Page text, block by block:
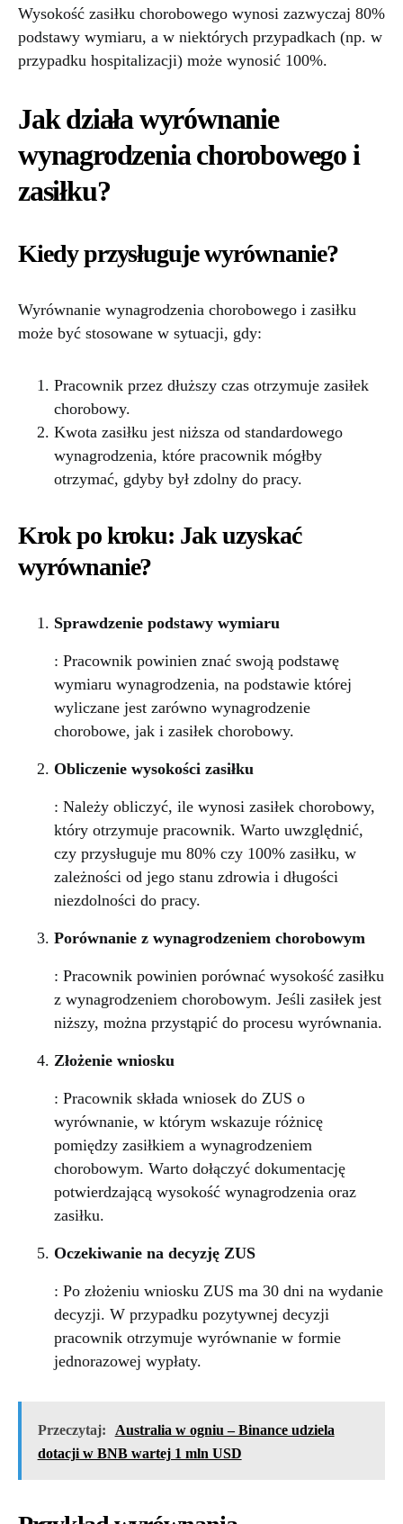
Wysokość zasiłku chorobowego wynosi zazwyczaj 80%
podstawy wymiaru, a w niektórych przypadkach (np. w
przypadku hospitalizacji) może wynosić 100%.
Jak działa wyrównanie
wynagrodzenia chorobowego i
zasiłku?
Kiedy przysługuje wyrównanie?
Wyrównanie wynagrodzenia chorobowego i zasiłku
może być stosowane w sytuacji, gdy:
Pracownik przez dłuższy czas otrzymuje zasiłek
chorobowy.
Kwota zasiłku jest niższa od standardowego
wynagrodzenia, które pracownik mógłby
otrzymać, gdyby był zdolny do pracy.
Krok po kroku: Jak uzyskać
wyrównanie?
Sprawdzenie podstawy wymiaru
: Pracownik powinien znać swoją podstawę
wymiaru wynagrodzenia, na podstawie której
wyliczane jest zarówno wynagrodzenie
chorobowe, jak i zasiłek chorobowy.
Obliczenie wysokości zasiłku
: Należy obliczyć, ile wynosi zasiłek chorobowy,
który otrzymuje pracownik. Warto uwzględnić,
czy przysługuje mu 80% czy 100% zasiłku, w
zależności od jego stanu zdrowia i długości
niezdolności do pracy.
Porównanie z wynagrodzeniem chorobowym
: Pracownik powinien porównać wysokość zasiłku
z wynagrodzeniem chorobowym. Jeśli zasiłek jest
niższy, można przystąpić do procesu wyrównania.
Złożenie wniosku
: Pracownik składa wniosek do ZUS o
wyrównanie, w którym wskazuje różnicę
pomiędzy zasiłkiem a wynagrodzeniem
chorobowym. Warto dołączyć dokumentację
potwierdzającą wysokość wynagrodzenia oraz
zasiłku.
Oczekiwanie na decyzję ZUS
: Po złożeniu wniosku ZUS ma 30 dni na wydanie
decyzji. W przypadku pozytywnej decyzji
pracownik otrzymuje wyrównanie w formie
jednorazowej wypłaty.
Przeczytaj:
Australia w ogniu – Binance udziela
dotacji w BNB wartej 1 mln USD